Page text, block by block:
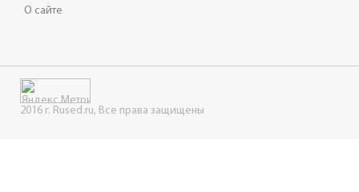
О сайте
2016 г. Rused.ru, Все права защищены